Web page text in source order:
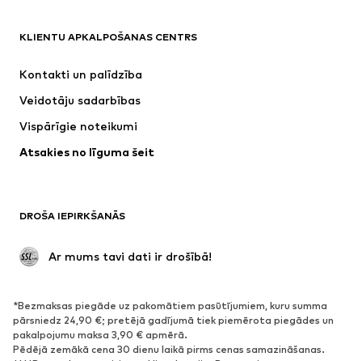
Jaunumi
Šobrīd populāri
Apakšveļa
Mēteļi
Svinības
Ekskluzīvi
APAVI
Jaunumi
Šobrīd populāri
KLIENTU APKALPOŠANAS CENTRS
Kontakti un palīdzība
Veidotāju sadarbības
Vispārīgie noteikumi
Atsakies no līguma šeit
DROŠA IEPIRKŠANĀS
Ar mums tavi dati ir drošībā!
*Bezmaksas piegāde uz pakomātiem pasūtījumiem, kuru summa
pārsniedz 24,90 €; pretējā gadījumā tiek piemērota piegādes un
pakalpojumu maksa 3,90 € apmērā.
Pēdējā zemākā cena 30 dienu laikā pirms cenas samazināšanas.